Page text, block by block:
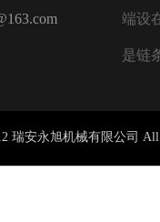
端设
是链
瑞安永旭机械有限公司 All